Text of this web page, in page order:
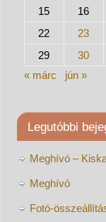
15
16
22
23
29
30
« márc
jún »
Legutóbbi
Meghívó –
Meghívó
Fotó-